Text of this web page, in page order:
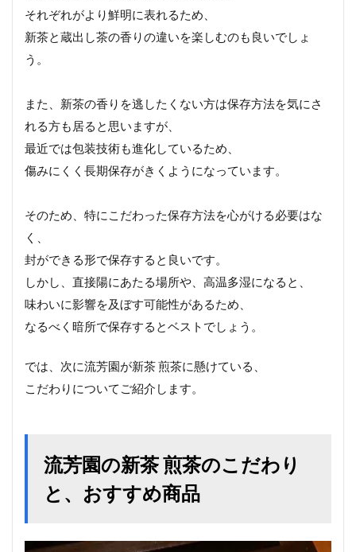
それぞれがより鮮明に表れるため、
新茶と蔵出し茶の香りの違いを楽しむのも良いでしょ
う。
また、新茶の香りを逃したくない方は保存方法を気にさ
れる方も居ると思いますが、
最近では包装技術も進化しているため、
傷みにくく長期保存がきくようになっています。
そのため、特にこだわった保存方法を心がける必要はな
く、
封ができる形で保存すると良いです。
しかし、直接陽にあたる場所や、高温多湿になると、
味わいに影響を及ぼす可能性があるため、
なるべく暗所で保存するとベストでしょう。
では、次に流芳園が新茶 煎茶に懸けている、
こだわりについてご紹介します。
流芳園の新茶 煎茶のこだわり
と、おすすめ商品